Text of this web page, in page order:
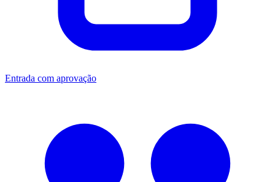
Entrada com aprovação